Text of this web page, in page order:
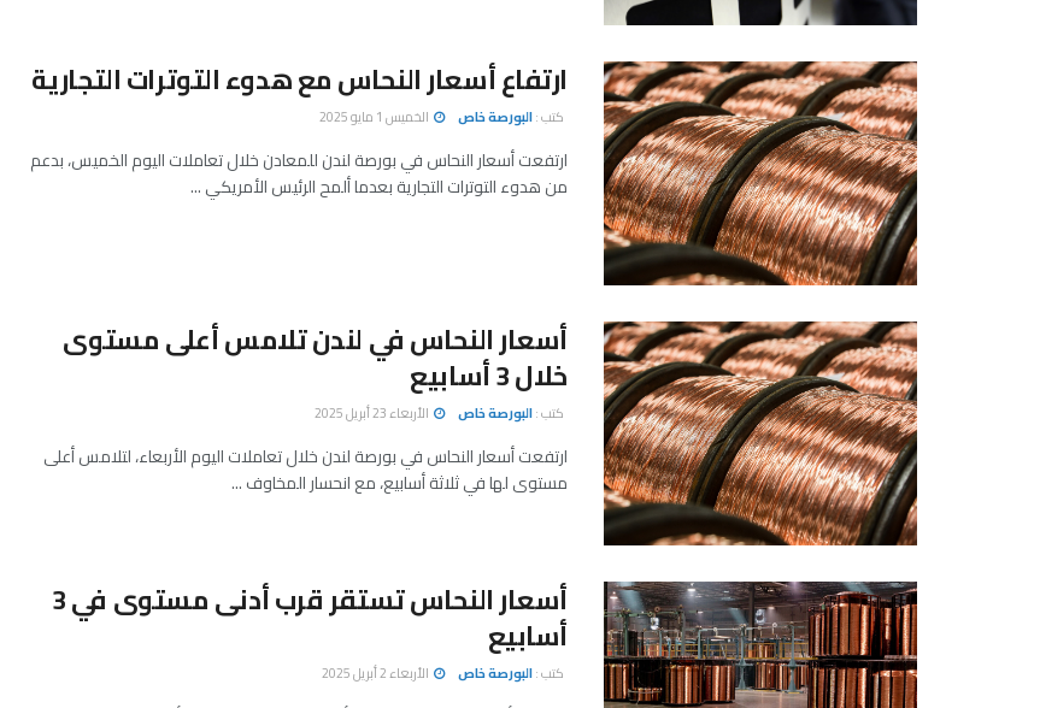
ارتفاع أسعار النحاس مع هدوء التوترات التجارية
كتب :البورصة خاص الخميس 1 مايو 2025
ارتفعت أسعار النحاس في بورصة لندن للمعادن خلال تعاملات اليوم الخميس، بدعم
من هدوء التوترات التجارية بعدما ألمح الرئيس الأمريكي ...
أسعار النحاس في لندن تلامس أعلى مستوى
خلال 3 أسابيع
كتب :البورصة خاص الأربعاء 23 أبريل 2025
ارتفعت أسعار النحاس في بورصة لندن خلال تعاملات اليوم الأربعاء، لتلامس أعلى
مستوى لها في ثلاثة أسابيع، مع انحسار المخاوف ...
أسعار النحاس تستقر قرب أدنى مستوى في 3
أسابيع
كتب :البورصة خاص الأربعاء 2 أبريل 2025